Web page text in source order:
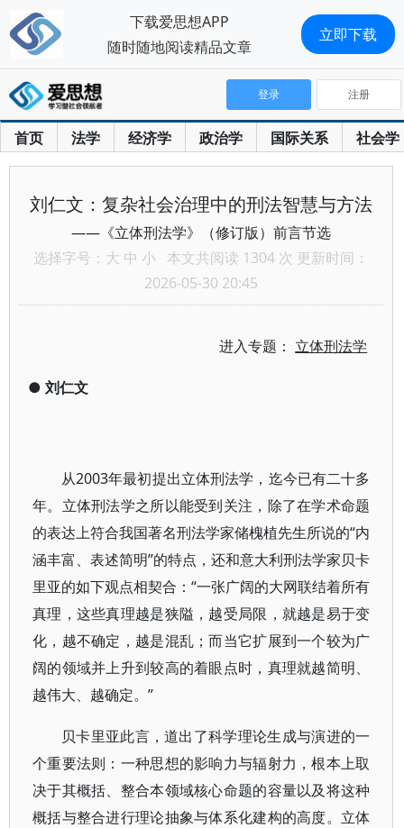
首页 法学 经济学 政治学 国际关系 社会学
登录 注册
刘仁文：复杂社会治理中的刑法智慧与方法
——《立体刑法学》（修订版）前言节选
选择字号： 大 中 小 本文共阅读 1304 次 更新时间：
2026-05-30 20:45
进入专题： 立体刑法学
● 刘仁文
从2003年最初提出立体刑法学，迄今已有二十多
年。立体刑法学之所以能受到关注，除了在学术命题
的表达上符合我国著名刑法学家储槐植先生所说的“内
涵丰富、表述简明”的特点，还和意大利刑法学家贝卡
里亚的如下观点相契合：“一张广阔的大网联结着所有
真理，这些真理越是狭隘，越受局限，就越是易于变
化，越不确定，越是混乱；而当它扩展到一个较为广
阔的领域并上升到较高的着眼点时，真理就越简明、
越伟大、越确定。”
贝卡里亚此言，道出了科学理论生成与演进的一
个重要法则：一种思想的影响力与辐射力，根本上取
决于其概括、整合本领域核心命题的容量以及将这种
概括与整合进行理论抽象与体系化建构的高度。立体
下载爱思想APP
随时随地阅读精品文章
立即下载